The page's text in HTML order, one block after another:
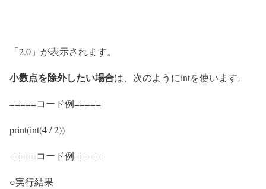
「2.0」が表示されます。
小数点を除外したい場合は、次のようにintを使います。
=====コード例=====
print(int(4 / 2))
=====コード例=====
○実行結果